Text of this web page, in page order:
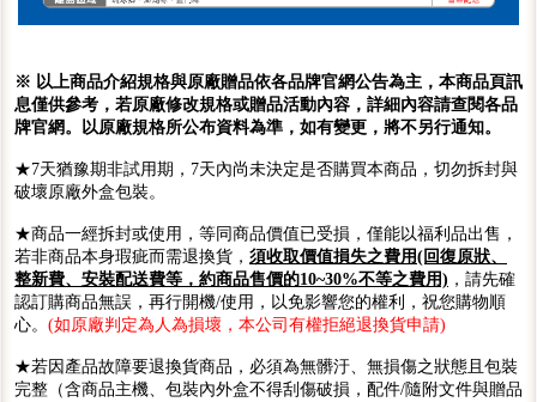
※ 以上商品介紹規格與原廠贈品依各品牌官網公告為主，本商品頁訊
息僅供參考，若原廠修改規格或贈品活動內容，詳細內容請查閱各品
牌官網。以原廠規格所公布資料為準，如有變更，將不另行通知。
★7天猶豫期非試用期，7天內尚未決定是否購買本商品，切勿拆封與
破壞原廠外盒包裝。
★商品一經拆封或使用，等同商品價值已受損，僅能以福利品出售，
若非商品本身瑕疵而需退換貨， 須收取價值損失之費用(回復原狀、
整新費、安裝配送費等，約商品售價的10~30%不等之費用) ，請先確
認訂購商品無誤，再行開機/使用，以免影響您的權利，祝您購物順
心。 (如原廠判定為人為損壞，本公司有權拒絕退換貨申請)
★若因產品故障要退換貨商品，必須為無髒汙、無損傷之狀態且包裝
完整（含商品主機、包裝內外盒不得刮傷破損，配件/隨附文件與贈品